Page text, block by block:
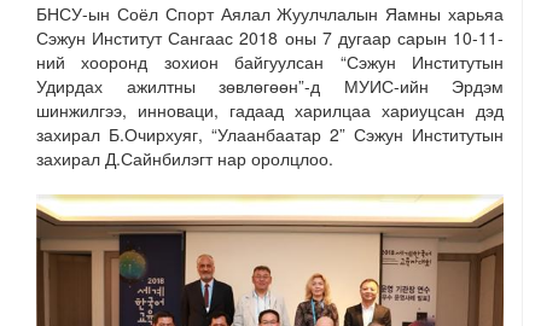
БНСУ-ын Соёл Спорт Аялал Жуулчлалын Яамны харьяа
Сэжун Институт Сангаас 2018 оны 7 дугаар сарын 10-11-
ний хооронд зохион байгуулсан “Сэжун Институтын
Удирдах ажилтны зөвлөгөөн”-д МУИС-ийн Эрдэм
шинжилгээ, инноваци, гадаад харилцаа хариуцсан дэд
захирал Б.Очирхуяг, “Улаанбаатар 2” Сэжун Институтын
захирал Д.Сайнбилэгт нар оролцлоо.